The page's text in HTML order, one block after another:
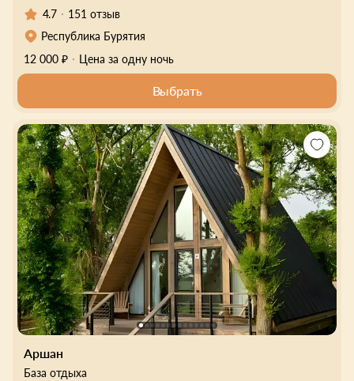
4.7
151 отзыв
Республика Бурятия
12 000 ₽
Цена за одну ночь
Выбрать
Аршан
База отдыха